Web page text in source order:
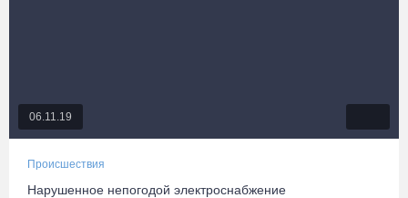
06.11.19
Происшествия
Нарушенное непогодой электроснабжение